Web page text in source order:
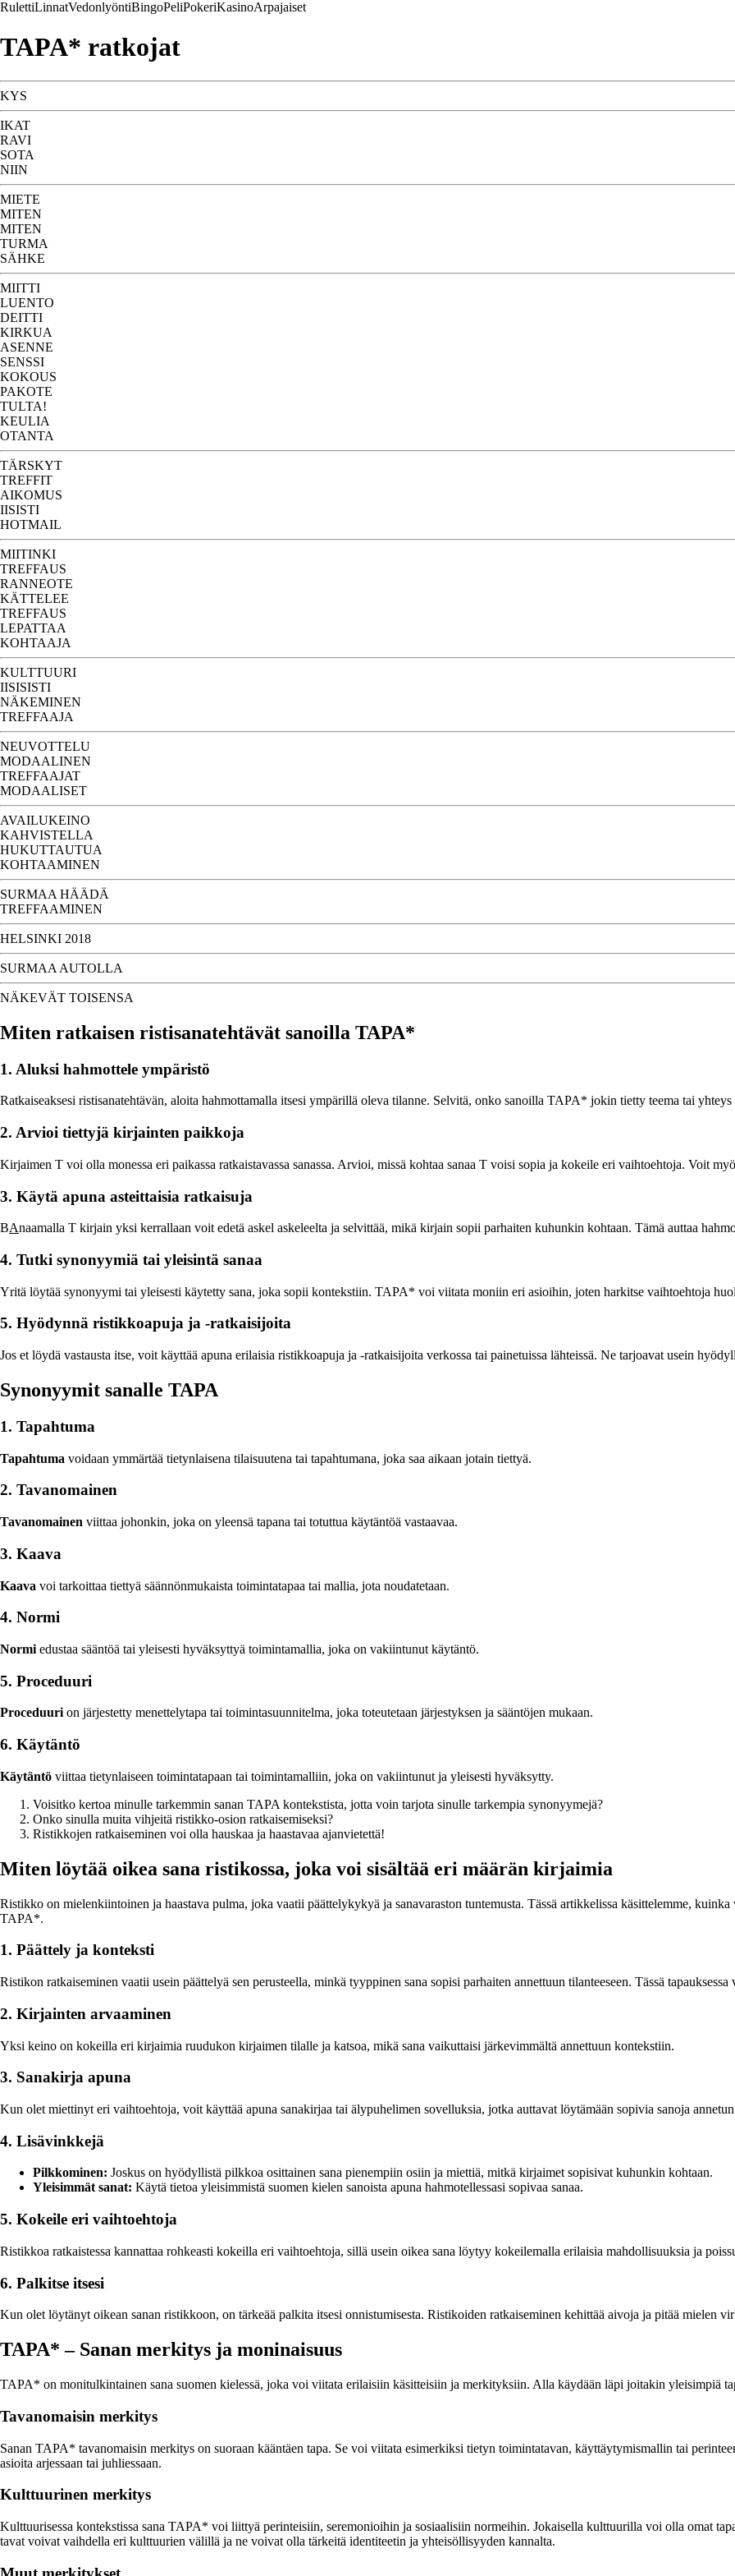
RulettiLinnatVedonlyöntiBingoPeliPokeriKasinoArpajaiset
TAPA* ratkojat
KYS
IKAT
RAVI
SOTA
NIIN
MIETE
MITEN
MITEN
TURMA
SÄHKE
MIITTI
LUENTO
DEITTI
KIRKUA
ASENNE
SENSSI
KOKOUS
PAKOTE
TULTA!
KEULIA
OTANTA
TÄRSKYT
TREFFIT
AIKOMUS
IISISTI
HOTMAIL
MIITINKI
TREFFAUS
RANNEOTE
KÄTTELEE
TREFFAUS
LEPATTAA
KOHTAAJA
KULTTUURI
IISISISTI
NÄKEMINEN
TREFFAAJA
NEUVOTTELU
MODAALINEN
TREFFAAJAT
MODAALISET
AVAILUKEINO
KAHVISTELLA
HUKUTTAUTUA
KOHTAAMINEN
SURMAA HÄÄDÄ
TREFFAAMINEN
HELSINKI 2018
SURMAA AUTOLLA
NÄKEVÄT TOISENSA
Miten ratkaisen ristisanatehtävät sanoilla TAPA*
1. Aluksi hahmottele ympäristö
Ratkaiseaksesi ristisanatehtävän, aloita hahmottamalla itsesi ympärillä oleva tilanne. Selvitä, onko sanoilla TAPA* jokin tietty teema tai
2. Arvioi tiettyjä kirjainten paikkoja
Kirjaimen T voi olla monessa eri paikassa ratkaistavassa sanassa. Arvioi, missä kohtaa sanaa T voisi sopia ja kokeile eri vaihtoehtoja. Voit
3. Käytä apuna asteittaisia ratkaisuja
BAnaamalla T kirjain yksi kerrallaan voit edetä askel askeleelta ja selvittää, mikä kirjain sopii parhaiten kuhunkin kohtaan. Tämä auttaa
4. Tutki synonyymiä tai yleisintä sanaa
Yritä löytää synonyymi tai yleisesti käytetty sana, joka sopii kontekstiin. TAPA* voi viitata moniin eri asioihin, joten harkitse vaihtoehtoja
5. Hyödynnä ristikkoapuja ja -ratkaisijoita
Jos et löydä vastausta itse, voit käyttää apuna erilaisia ristikkoapuja ja -ratkaisijoita verkossa tai painetuissa lähteissä. Ne tarjoavat usein
Synonyymit sanalle TAPA
1. Tapahtuma
Tapahtuma voidaan ymmärtää tietynlaisena tilaisuutena tai tapahtumana, joka saa aikaan jotain tiettyä.
2. Tavanomainen
Tavanomainen viittaa johonkin, joka on yleensä tapana tai totuttua käytäntöä vastaavaa.
3. Kaava
Kaava voi tarkoittaa tiettyä säännönmukaista toimintatapaa tai mallia, jota noudatetaan.
4. Normi
Normi edustaa sääntöä tai yleisesti hyväksyttyä toimintamallia, joka on vakiintunut käytäntö.
5. Proceduuri
Proceduurion järjestetty menettelytapa tai toimintasuunnitelma, joka toteutetaan järjestyksen ja sääntöjen mukaan.
6. Käytäntö
Käytäntö viittaa tietynlaiseen toimintatapaan tai toimintamalliin, joka on vakiintunut ja yleisesti hyväksytty.
Voisitko kertoa minulle tarkemmin sanan TAPA kontekstista, jotta voin tarjota sinulle tarkempia synonyymejä?
Onko sinulla muita vihjeitä ristikko-osion ratkaisemiseksi?
Ristikkojen ratkaiseminen voi olla hauskaa ja haastavaa ajanvietettä!
Miten löytää oikea sana ristikossa, joka voi sisältää eri määrän kirjaimia
Ristikko on mielenkiintoinen ja haastava pulma, joka vaatii päättelykykyä ja sanavaraston tuntemusta. Tässä artikkelissa käsittelemme,
TAPA*.
1. Päättely ja konteksti
Ristikon ratkaiseminen vaatii usein päättelyä sen perusteella, minkä tyyppinen sana sopisi parhaiten annettuun tilanteeseen. Tässä
2. Kirjainten arvaaminen
Yksi keino on kokeilla eri kirjaimia ruudukon kirjaimen tilalle ja katsoa, mikä sana vaikuttaisi järkevimmältä annettuun kontekstiin.
3. Sanakirja apuna
Kun olet miettinyt eri vaihtoehtoja, voit käyttää apuna sanakirjaa tai älypuhelimen sovelluksia, jotka auttavat löytämään sopivia sanoja annetun
4. Lisävinkkejä
Pilkkominen: Joskus on hyödyllistä pilkkoa osittainen sana pienempiin osiin ja miettiä, mitkä kirjaimet sopisivat kuhunkin kohtaan.
Yleisimmät sanat: Käytä tietoa yleisimmistä suomen kielen sanoista apuna hahmotellessasi sopivaa sanaa.
5. Kokeile eri vaihtoehtoja
Ristikkoa ratkaistessa kannattaa rohkeasti kokeilla eri vaihtoehtoja, sillä usein oikea sana löytyy kokeilemalla erilaisia mahdollisuuksia ja
6. Palkitse itsesi
Kun olet löytänyt oikean sanan ristikkoon, on tärkeää palkita itsesi onnistumisesta. Ristikoiden ratkaiseminen kehittää aivoja ja pitää mielen
TAPA* – Sanan merkitys ja moninaisuus
TAPA* on monitulkintainen sana suomen kielessä, joka voi viitata erilaisiin käsitteisiin ja merkityksiin. Alla käydään läpi joitakin yleisimpiä
Tavanomaisin merkitys
Sanan TAPA* tavanomaisin merkitys on suoraan kääntäen tapa. Se voi viitata esimerkiksi tietyn toimintatavan, käyttäytymismallin tai
asioita arjessaan tai juhliessaan.
Kulttuurinen merkitys
Kulttuurisessa kontekstissa sana TAPA* voi liittyä perinteisiin, seremonioihin ja sosiaalisiin normeihin. Jokaisella kulttuurilla voi olla omat
tavat voivat vaihdella eri kulttuurien välillä ja ne voivat olla tärkeitä identiteetin ja yhteisöllisyyden kannalta.